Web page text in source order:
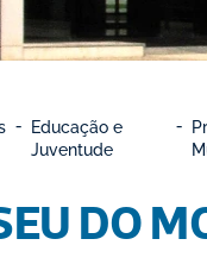
Educação e
Juventude
DO